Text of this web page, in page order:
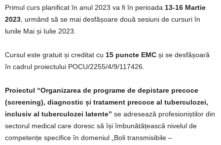
Primul curs planificat în anul 2023 va fi în perioada 13-16 Martie
2023 , urmând să se mai desfășoare două sesiuni de cursuri în
lunile Mai și Iulie 2023.
Cursul este gratuit și creditat cu 15 puncte EMC și se desfășoară
în cadrul proiectului POCU/2255/4/9/117426.
Proiectul “Organizarea de programe de depistare precoce
(screening), diagnostic și tratament precoce al tuberculozei,
inclusiv al tuberculozei latente” se adresează profesioniștilor din
sectorul medical care doresc să își îmbunătățească nivelul de
competențe specifice în domeniul „Boli transmisibile –